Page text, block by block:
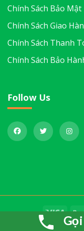
Chính Sách Bảo Mật
Chính Sách Giao
Chính Sách Thanh
Chính Sách Bảo
Follow Us